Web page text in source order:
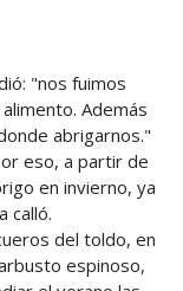
"nos fuimos
Además
abrigarnos."
eso, a partir de
en invierno, ya
calló.
del toldo, en
espinoso,